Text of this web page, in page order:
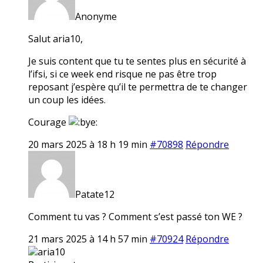
Anonyme
Salut aria10,
Je suis content que tu te sentes plus en sécurité à
l’ifsi, si ce week end risque ne pas être trop
reposant j’espère qu’il te permettra de te changer
un coup les idées.
Courage
20 mars 2025 à 18 h 19 min #70898 Répondre
Patate12
Comment tu vas ? Comment s’est passé ton WE ?
21 mars 2025 à 14 h 57 min #70924 Répondre
aria10